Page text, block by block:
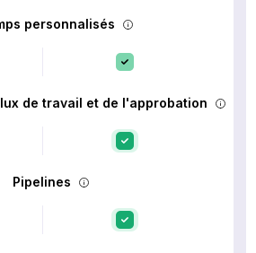
personnalisés
de travail et de l'approbation
Pipelines